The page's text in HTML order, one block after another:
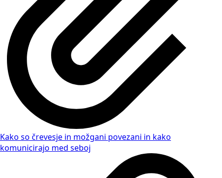
Kako so črevesje in možgani povezani in kako
komunicirajo med seboj